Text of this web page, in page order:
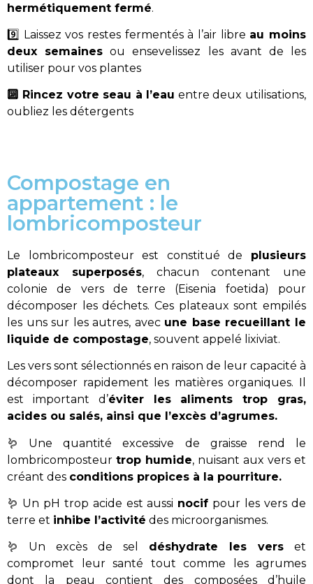
hermétiquement fermé.
9️⃣ Laissez vos restes fermentés à l’air libre au moins
deux semaines ou ensevelissez les avant de les
utiliser pour vos plantes
🔟 Rincez votre seau à l’eau entre deux utilisations,
oubliez les détergents
Compostage en
appartement : le
lombricomposteur
Le lombricomposteur est constitué de plusieurs
plateaux superposés, chacun contenant une
colonie de vers de terre (Eisenia foetida) pour
décomposer les déchets. Ces plateaux sont empilés
les uns sur les autres, avec une base recueillant le
liquide de compostage, souvent appelé lixiviat.
Les vers sont sélectionnés en raison de leur capacité à
décomposer rapidement les matières organiques. Il
est important d’éviter les aliments trop gras,
acides ou salés, ainsi que l’excès d’agrumes.
🪱 Une quantité excessive de graisse rend le
lombricomposteur trop humide, nuisant aux vers et
créant des conditions propices à la pourriture.
🪱 Un pH trop acide est aussi nocif pour les vers de
terre et inhibe l’activité des microorganismes.
🪱 Un excès de sel déshydrate les vers et
compromet leur santé tout comme les agrumes
dont la peau contient des composées d’huile